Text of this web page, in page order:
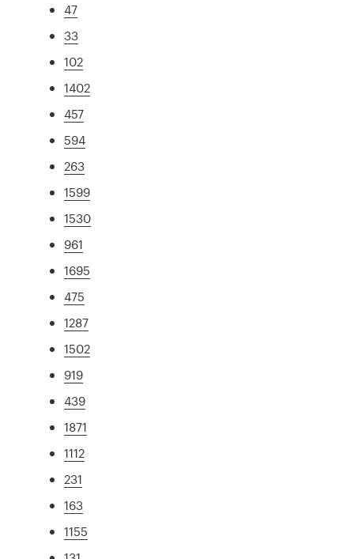
47
33
102
1402
457
594
263
1599
1530
961
1695
475
1287
1502
919
439
1871
1112
231
163
1155